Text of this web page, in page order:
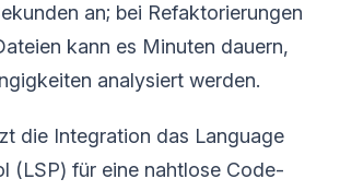
an; bei Refaktorierungen
kann es Minuten dauern,
analysiert werden.
die Integration das Language
(LSP) für eine nahtlose Code-